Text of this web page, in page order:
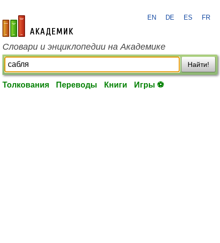
academic.ru
EN DE ES FR
Словари и энциклопедии на Академике
Найти!
Толкования Переводы Книги Игры ⚽